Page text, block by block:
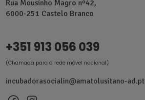
Rua Mousinho Magro nº42,
6000-251 Castelo Branco
+351 913 056 039
(Chamada para a rede móvel nacional)
incubadorasocialin@amatolusitano-ad.pt